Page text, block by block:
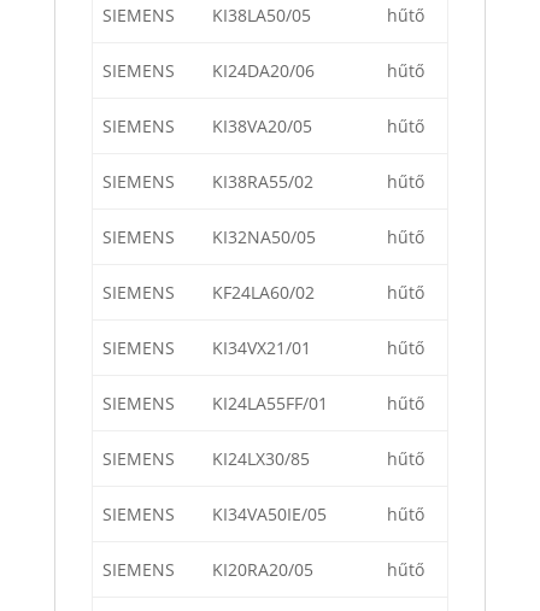
SIEMENS KI38LA50/05 hűtő
SIEMENS KI24DA20/06 hűtő
SIEMENS KI38VA20/05 hűtő
SIEMENS KI38RA55/02 hűtő
SIEMENS KI32NA50/05 hűtő
SIEMENS KF24LA60/02 hűtő
SIEMENS KI34VX21/01 hűtő
SIEMENS KI24LA55FF/01 hűtő
SIEMENS KI24LX30/85 hűtő
SIEMENS KI34VA50IE/05 hűtő
SIEMENS KI20RA20/05 hűtő